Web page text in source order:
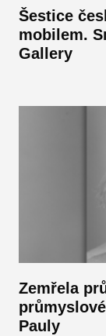
Šestice
mobilem.
Gallery
Zemřela
Pauly